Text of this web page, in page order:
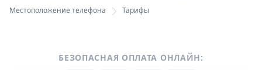
Местоположение телефона
Тарифы
БЕЗОПАСНАЯ ОПЛАТА ОНЛАЙН: